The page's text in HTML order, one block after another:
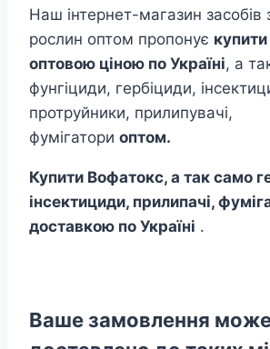
Наш інтернет-магазин засобів
рослин оптом пропонує купити
оптовою ціною по Україні, а
фунгіциди, гербіциди,
протруйники, прилипувачі,
фумігатори оптом.
Купити Вофатокс, а так само
інсектициди, прилипачі,
доставкою по Україні .
Ваше замовлення